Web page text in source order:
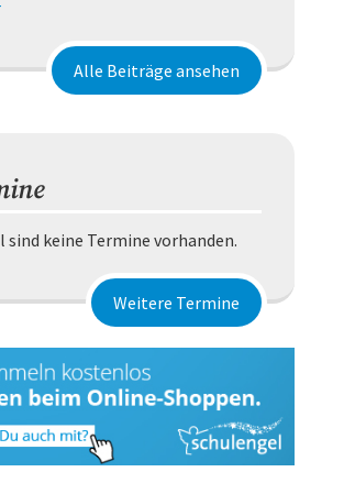
Alle Beiträge ansehen
sind keine Termine vorhanden.
Weitere Termine